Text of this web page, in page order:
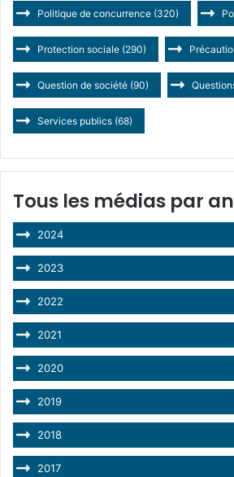
Politique de concurrence (320)
Protection sociale (290)
Question de société (90)
Services publics (68)
Tous les médias par
2024
2023
2022
2021
2020
2019
2018
2017